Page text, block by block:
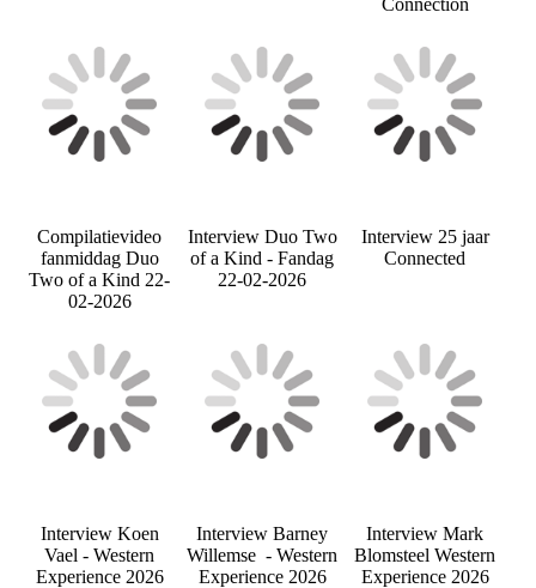
Compilatievideo
fanmiddag Duo
Two of a Kind 22-
02-2026
Interview Duo Two
of a Kind - Fandag
22-02-2026
Interview 25 jaar
Connected
Interview Koen
Vael - Western
Experience 2026
Interview Barney
Willemse - Western
Experience 2026
Interview Mark
Blomsteel Western
Experience 2026